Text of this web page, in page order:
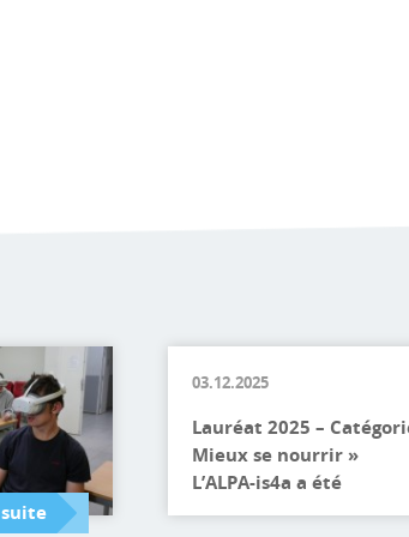
03.12.2025
Lauréat 2025 –
Mieux se nourrir »
L’ALPA-is4a a été
récompensé par le